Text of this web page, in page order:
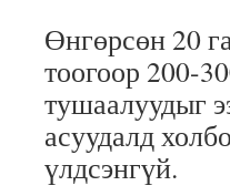
Өнгөрсөн 20
тоогоор 200-
тушаалуудыг
асуудалд
үлдсэнгүй.